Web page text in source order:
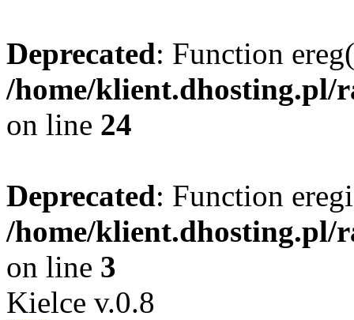
Deprecated: Function
/home/klient.dhosting.pl/
on line 24
Deprecated: Function
/home/klient.dhosting.pl/
on line 3
Kielce v.0.8